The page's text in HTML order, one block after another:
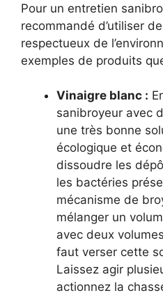
Pour un entretien
recommandé d’utiliser
respectueux de
exemples de produits
Vinaigre blanc :
sanibroyeur avec
une très bonne
écologique et
dissoudre les
les bactéries
mécanisme de
mélanger un
avec deux
faut verser cette
Laissez agir
actionnez la